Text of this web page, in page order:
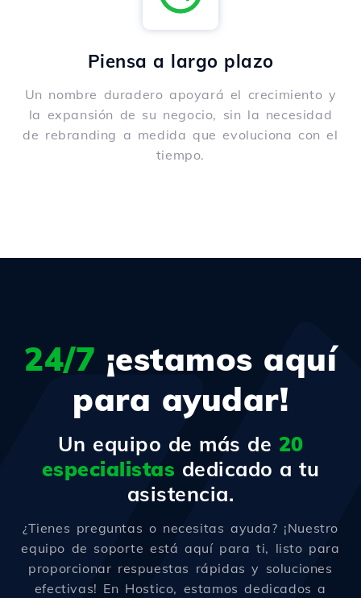
Piensa a largo plazo
Un nombre duradero apoyará el crecimiento y
la expansión de su negocio, sin la necesidad
de rebranding a medida que evoluciona con el
tiempo.
24/7 ¡estamos aquí
para ayudar!
Un equipo de más de 20
especialistas dedicado a tu
asistencia.
¿Tienes preguntas o necesitas ayuda? ¡Nuestro
equipo de soporte está aquí para ti, listo para
proporcionar respuestas rápidas y soluciones
efectivas! En Hostico, estamos dedicados a